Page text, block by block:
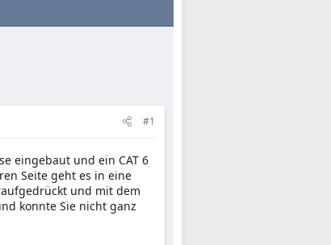
#1
eingebaut und ein CAT 6
Seite geht es in eine
und mit dem
konnte Sie nicht ganz